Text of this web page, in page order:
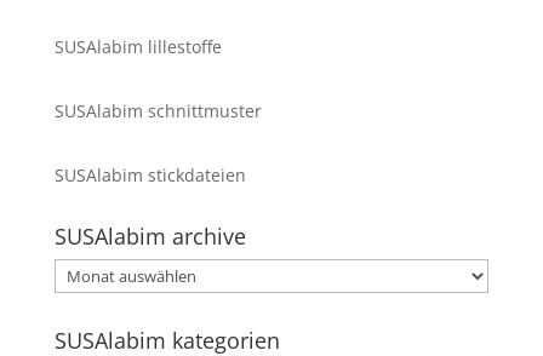
SUSAlabim lillestoffe
SUSAlabim schnittmuster
SUSAlabim stickdateien
SUSAlabim archive
SUSAlabim
archive
SUSAlabim kategorien